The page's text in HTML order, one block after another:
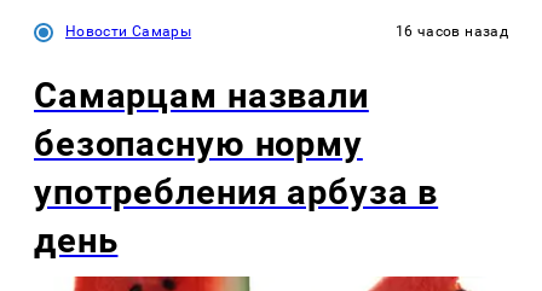
Новости Самары 16 часов назад
Самарцам назвали
безопасную норму
употребления арбуза в
день